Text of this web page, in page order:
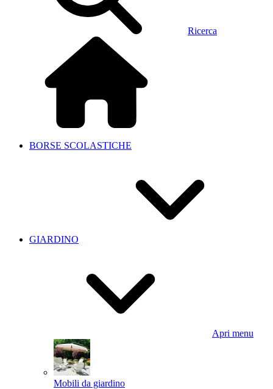
Ricerca
BORSE SCOLASTICHE
GIARDINO
Apri menu
Mobili da giardino